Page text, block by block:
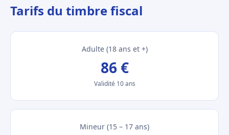
Tarifs du timbre fiscal
Adulte (18 ans et +)
86 €
Validité 10 ans
Mineur (15 – 17 ans)